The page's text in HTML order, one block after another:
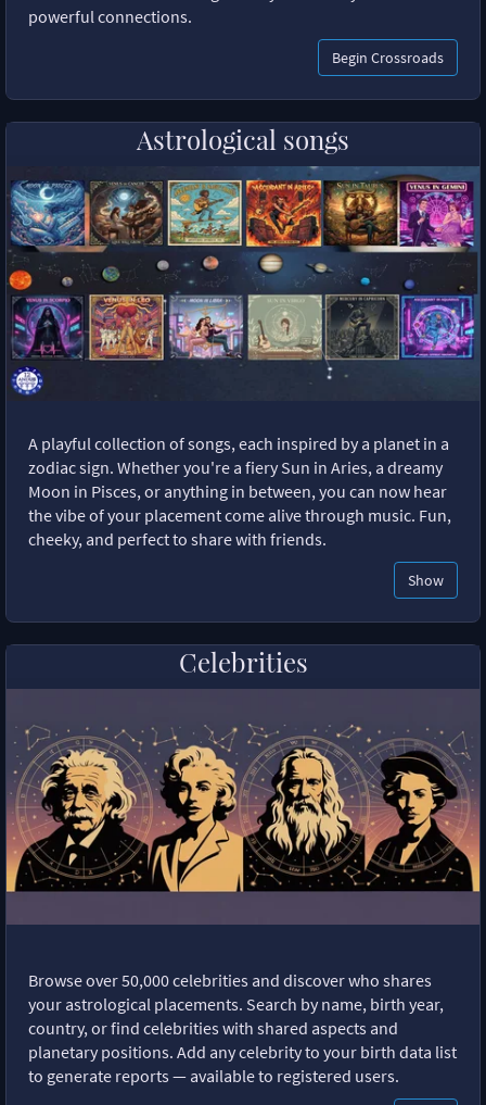
powerful connections.
Begin Crossroads
Astrological songs
A playful collection of songs, each inspired by a planet in a
zodiac sign. Whether you're a fiery Sun in Aries, a dreamy
Moon in Pisces, or anything in between, you can now hear
the vibe of your placement come alive through music. Fun,
cheeky, and perfect to share with friends.
Show
Celebrities
Browse over 50,000 celebrities and discover who shares
your astrological placements. Search by name, birth year,
country, or find celebrities with shared aspects and
planetary positions. Add any celebrity to your birth data list
to generate reports — available to registered users.